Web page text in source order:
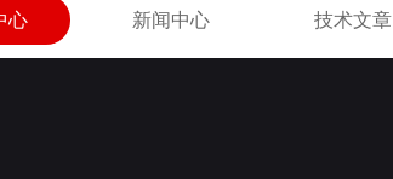
心 新闻中心 技术文章